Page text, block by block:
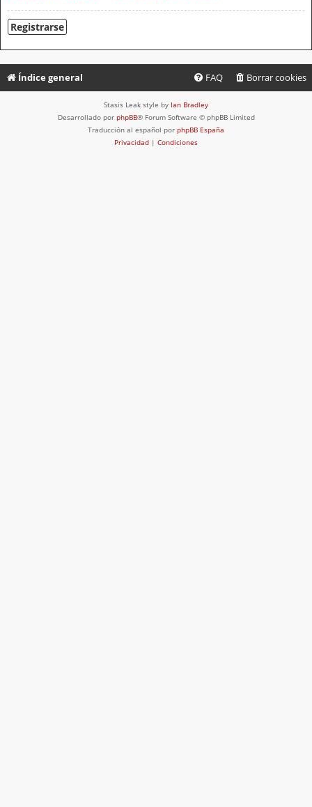
Registrarse
Índice general Borrar cookies
FAQ
Stasis Leak style by Ian Bradley
Desarrollado por phpBB® Forum Software © phpBB Limited
Traducción al español por phpBB España
Privacidad | Condiciones